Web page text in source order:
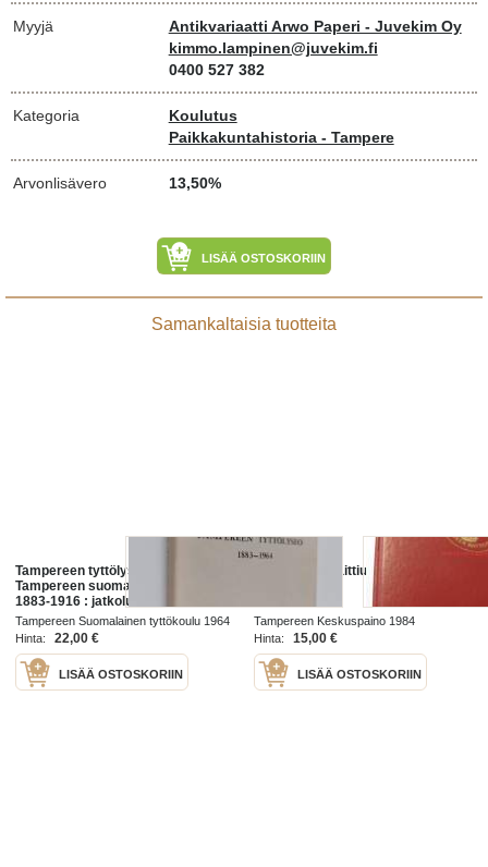
Myyjä
Antikvariaatti Arwo Paperi - Juvekim Oy
kimmo.lampinen@juvekim.fi
0400 527 382
Kategoria
Koulutus
Paikkakuntahistoria - Tampere
Arvonlisävero 13,50%
LISÄÄ OSTOSKORIIN
Samankaltaisia tuotteita
Tampereen tyttölyseo 1883-1964 :
Tampereen suomalainen tyttökoulu
1883-1916 : jatkoluokat 1896-1916
: Tampereen tyttölukio 1916-1918 :
Tampereen tyttölyseo 1918-1964
Tampereen Suomalainen tyttökoulu 1964
Hinta:
22,00 €
LISÄÄ OSTOSKORIIN
Tampereen Raittiusseura ry 1884-
Tampereen Keskuspaino 1984
Hinta:
15,00 €
LISÄÄ OSTOSKORIIN